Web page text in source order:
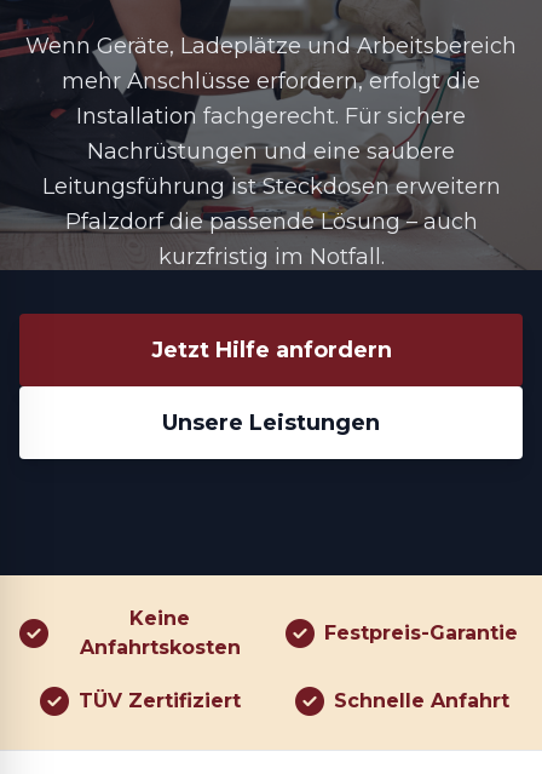
Wenn Geräte, Ladeplätze und Arbeitsbereich
mehr Anschlüsse erfordern, erfolgt die
Installation fachgerecht. Für sichere
Nachrüstungen und eine saubere
Leitungsführung ist Steckdosen erweitern
Pfalzdorf die passende Lösung – auch
kurzfristig im Notfall.
Jetzt Hilfe anfordern
Unsere Leistungen
Keine
Anfahrtskosten
Festpreis-Garantie
TÜV Zertifiziert Schnelle Anfahrt